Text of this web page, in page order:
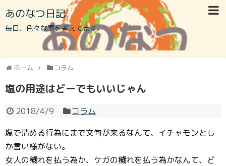
あのなつ日記
毎日、色々な事を考えてます。
ホーム コラム
塩の用途はどーでもいいじゃん
2018/4/9
コラム
塩で清める行為にまで文句が来るなんて、イチャモンとし
か言い様がない。
女人の穢れを払う為か、ケガの穢れを払う為かなんて、ど